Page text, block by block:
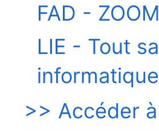
FAD -
LIE - Tout
>> Accéder